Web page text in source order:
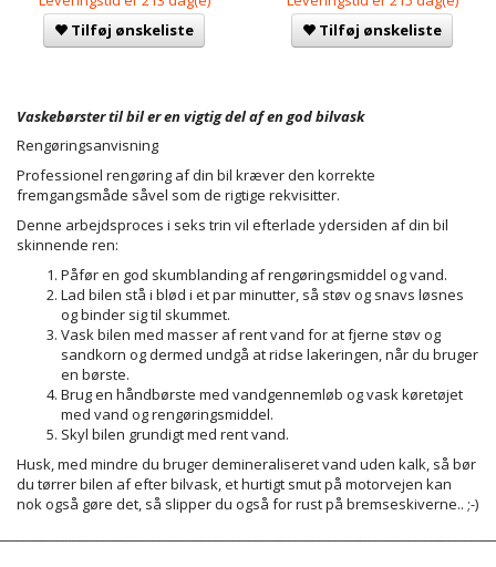
Tilføj ønskeliste
Tilføj ønskeliste
Vaskebørster til bil er en vigtig del af en god bilvask
Rengøringsanvisning
Professionel rengøring af din bil kræver den korrekte
fremgangsmåde såvel som de rigtige rekvisitter.
Denne arbejdsproces i seks trin vil efterlade ydersiden af din bil
skinnende ren:
Påfør en god skumblanding af rengøringsmiddel og vand.
Lad bilen stå i blød i et par minutter, så støv og snavs løsnes
og binder sig til skummet.
Vask bilen med masser af rent vand for at fjerne støv og
sandkorn og dermed undgå at ridse lakeringen, når du bruger
en børste.
Brug en håndbørste med vandgennemløb og vask køretøjet
med vand og rengøringsmiddel.
Skyl bilen grundigt med rent vand.
Husk, med mindre du bruger demineraliseret vand uden kalk, så bør
du tørrer bilen af efter bilvask, et hurtigt smut på motorvejen kan
nok også gøre det, så slipper du også for rust på bremseskiverne.. ;-)